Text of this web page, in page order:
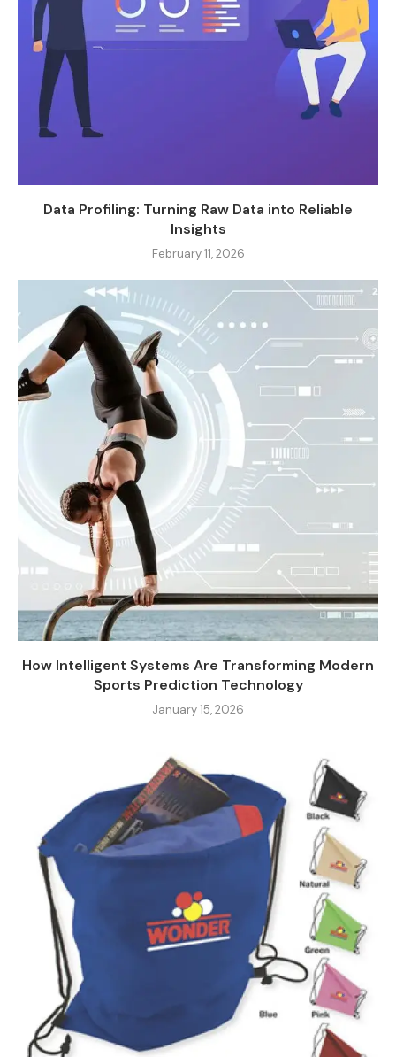
Data Profiling: Turning Raw Data into Reliable
Insights
February 11, 2026
How Intelligent Systems Are Transforming Modern
Sports Prediction Technology
January 15, 2026